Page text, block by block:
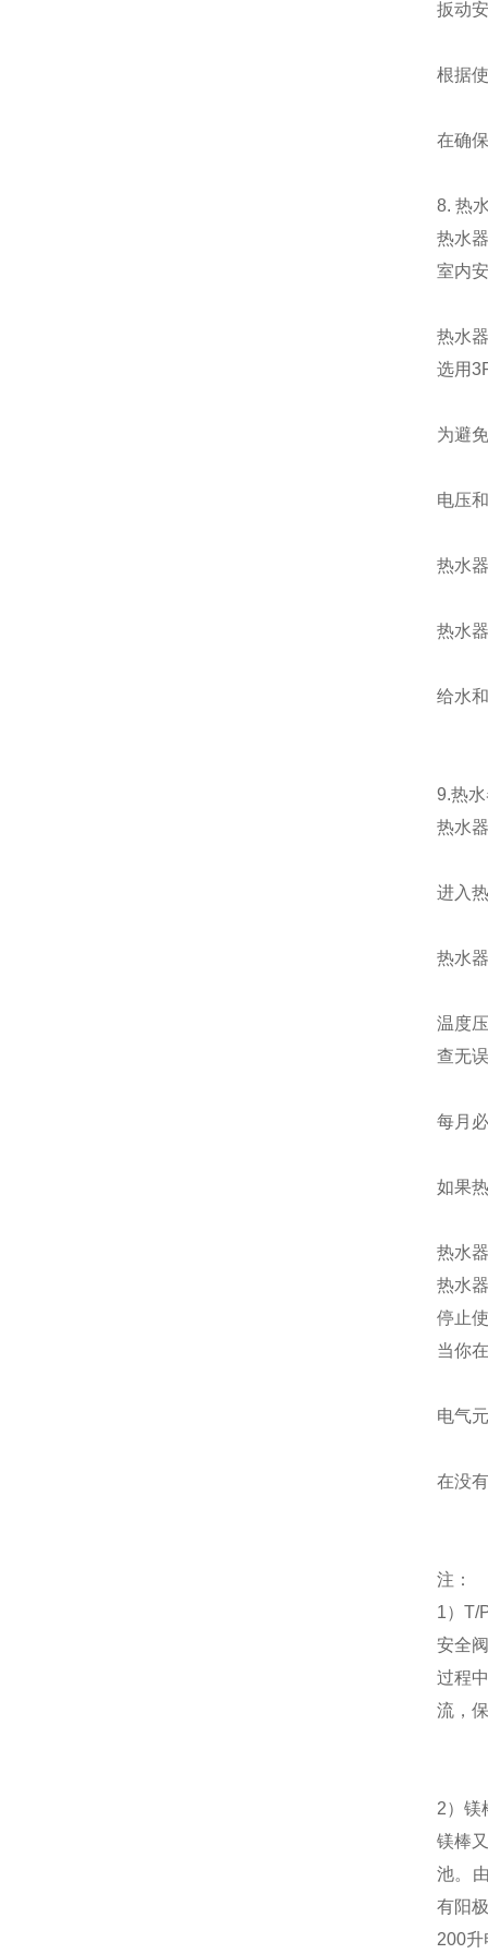
扳动
根据
在确
8. 热
热水
室内
热水
选用
为避
电压
热水
热水
给水
9.热
热水
进入
热水
温度
查无
每月
如果
热水
热水
停止
当你
电气
在没
注：
1）T/
安全
过程
流，
2） 镁
镁棒
池。
有阳
200升